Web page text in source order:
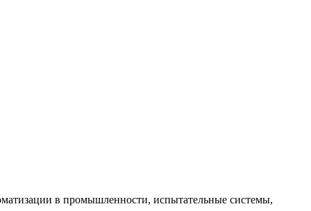
в промышленности, испытательные системы,